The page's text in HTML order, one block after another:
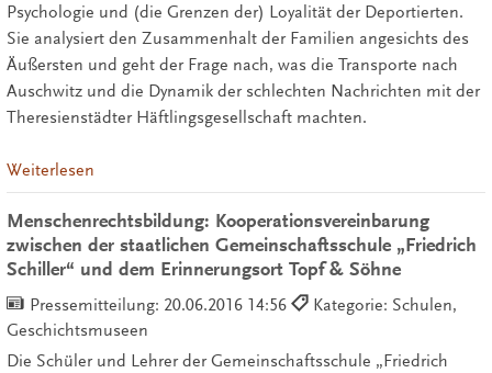
Psychologie und (die Grenzen der) Loyalität der Deportierten.
Sie analysiert den Zusammenhalt der Familien angesichts des
Äußersten und geht der Frage nach, was die Transporte nach
Auschwitz und die Dynamik der schlechten Nachrichten mit der
Theresienstädter Häftlingsgesellschaft machten.
Weiterlesen
Menschenrechtsbildung: Kooperationsvereinbarung
zwischen der staatlichen Gemeinschaftsschule „Friedrich
Schiller“ und dem Erinnerungsort Topf & Söhne
Pressemitteilung: 20.06.2016 14:56
Kategorie: Schulen,
Geschichtsmuseen
Die Schüler und Lehrer der Gemeinschaftsschule „Friedrich